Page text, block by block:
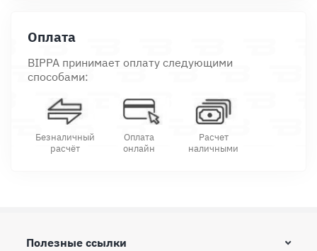
Оплата
BIPPA принимает оплату следующими
способами:
Безналичный
расчёт
Оплата
онлайн
Расчет
наличными
Полезные ссылки